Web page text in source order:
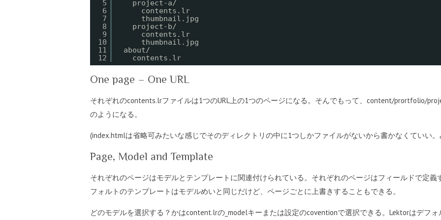
5
6
7
8
9
10
11
12
project-a/
contents.lr
thumbnail.jpg
project-b/
contents.lr
thumbnail.jpg
about/
contents.lr
One page – One URL
それぞれのcontents.lrファイルは1つのURL上の1つのページになる。そんでもって、content/prortfolio/
のようになる。
(index.htmlは省略可みたいな感じでそのディレクトリの中に1つしかファイルがないから書かなくていい
Page, Model and Template
それぞれのページはモデルとテンプレートに関連付けられている。それぞれのページはフィールドで定
フォルトのテンプレートはモデルめいと同じだけど、ページごとに上書きすることもできる。
どのモデルを選択する？かはcontent.lrの_modelキーまたは設定のcoventionで選択できる。Lektorはデフ